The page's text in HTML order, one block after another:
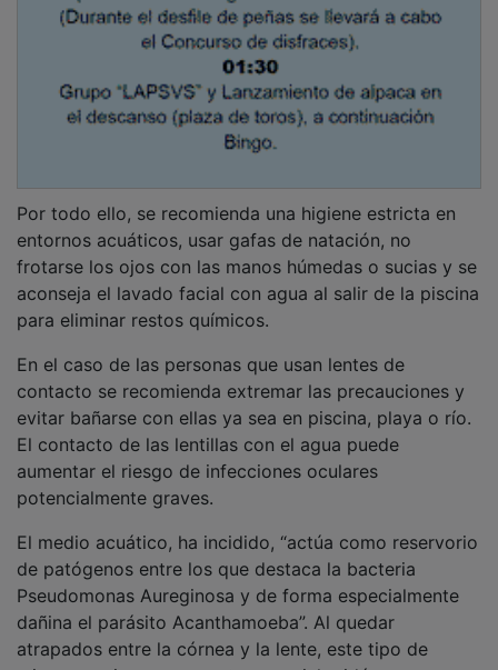
entornos acuáticos, usar gafas de natación, no
frotarse los ojos con las manos húmedas o sucias y se
aconseja el lavado facial con agua al salir de la piscina
para eliminar restos químicos.
contacto se recomienda extremar las precauciones y
evitar bañarse con ellas ya sea en piscina, playa o río.
El contacto de las lentillas con el agua puede
aumentar el riesgo de infecciones oculares
potencialmente graves.
de patógenos entre los que destaca la bacteria
Pseudomonas Aureginosa y de forma especialmente
dañina el parásito Acanthamoeba”. Al quedar
atrapados entre la córnea y la lente, este tipo de
microorganismos encuentran un nicho idóneo para